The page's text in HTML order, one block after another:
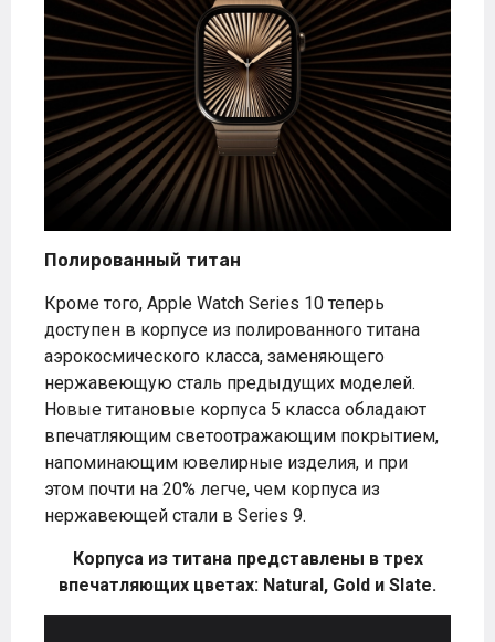
Полированный титан
Кроме того, Apple Watch Series 10 теперь
доступен в корпусе из полированного титана
аэрокосмического класса, заменяющего
нержавеющую сталь предыдущих моделей.
Новые титановые корпуса 5 класса обладают
впечатляющим светоотражающим покрытием,
напоминающим ювелирные изделия, и при
этом почти на 20% легче, чем корпуса из
нержавеющей стали в Series 9.
Корпуса из титана представлены в трех
впечатляющих цветах: Natural, Gold и Slate.